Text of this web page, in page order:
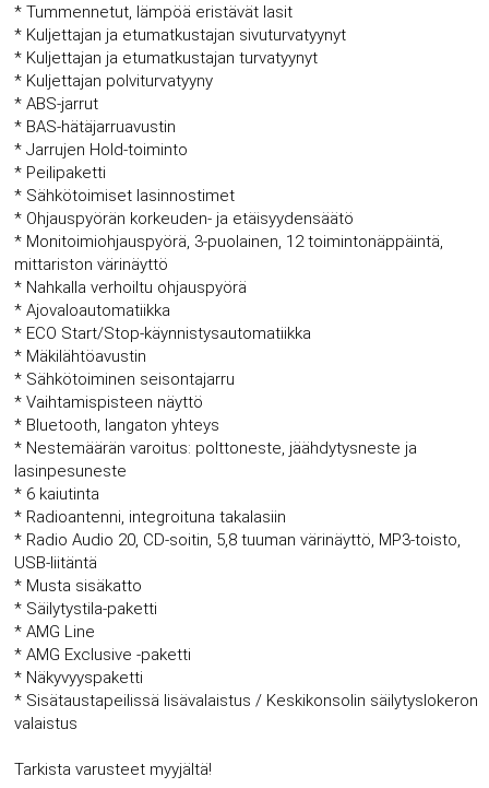
* Tummennetut, lämpöä eristävät lasit
* Kuljettajan ja etumatkustajan sivuturvatyynyt
* Kuljettajan ja etumatkustajan turvatyynyt
* Kuljettajan polviturvatyyny
* ABS-jarrut
* BAS-hätäjarruavustin
* Jarrujen Hold-toiminto
* Peilipaketti
* Sähkötoimiset lasinnostimet
* Ohjauspyörän korkeuden- ja etäisyydensäätö
* Monitoimiohjauspyörä, 3-puolainen, 12 toimintonäppäintä,
mittariston värinäyttö
* Nahkalla verhoiltu ohjauspyörä
* Ajovaloautomatiikka
* ECO Start/Stop-käynnistysautomatiikka
* Mäkilähtöavustin
* Sähkötoiminen seisontajarru
* Vaihtamispisteen näyttö
* Bluetooth, langaton yhteys
* Nestemäärän varoitus: polttoneste, jäähdytysneste ja
lasinpesuneste
* 6 kaiutinta
* Radioantenni, integroituna takalasiin
* Radio Audio 20, CD-soitin, 5,8 tuuman värinäyttö, MP3-toisto,
USB-liitäntä
* Musta sisäkatto
* Säilytystila-paketti
* AMG Line
* AMG Exclusive -paketti
* Näkyvyyspaketti
* Sisätaustapeilissä lisävalaistus / Keskikonsolin säilytyslokeron
valaistus
Tarkista varusteet myyjältä!